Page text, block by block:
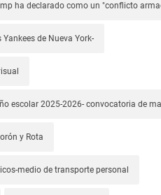
ha declarado como un "conflicto
de Nueva York-
escolar 2025-2026- convocatoria de
y Rota
medio de transporte personal